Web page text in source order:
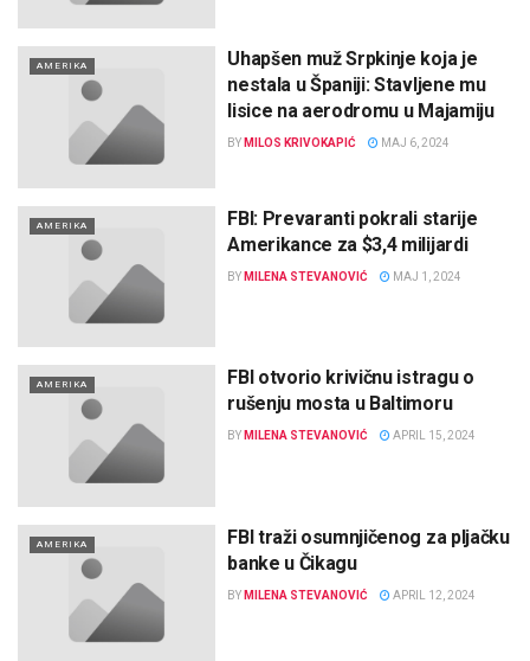
AMERIKA
Uhapšen muž Srpkinje koja je
nestala u Španiji: Stavljene mu
lisice na aerodromu u Majamiju
BY MILOS KRIVOKAPIĆ MAJ 6, 2024
AMERIKA
FBI: Prevaranti pokrali starije
Amerikance za $3,4 milijardi
BY MILENA STEVANOVIĆ MAJ 1, 2024
AMERIKA
FBI otvorio krivičnu istragu o
rušenju mosta u Baltimoru
BY MILENA STEVANOVIĆ APRIL 15, 2024
AMERIKA
FBI traži osumnjičenog za pljačku
banke u Čikagu
BY MILENA STEVANOVIĆ APRIL 12, 2024